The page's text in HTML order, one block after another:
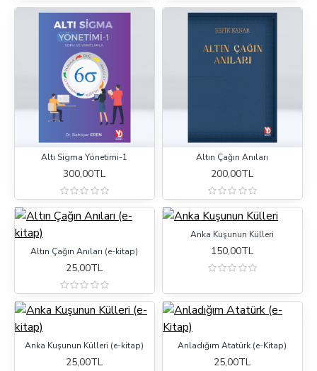
Altı Sigma Yönetimi-1
300,00TL
Altın Çağın Anıları
200,00TL
Altın Çağın Anıları (e-kitap)
25,00TL
Anka Kuşunun Külleri
150,00TL
Anka Kuşunun Külleri (e-kitap)
25,00TL
Anladığım Atatürk (e-Kitap)
25,00TL